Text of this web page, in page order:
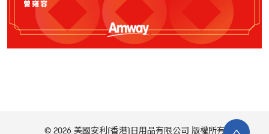
© 2026 美國安利(香港)日用品有限公司 版權所有